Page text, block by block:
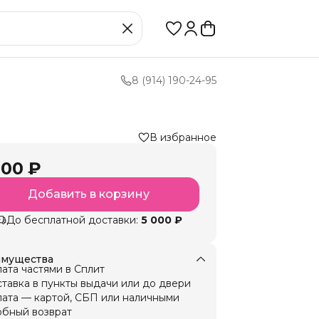
8 (914) 190-24-95
В избранное
₽
Добавить в корзину
До бесплатной доставки: 5 000 ₽
частями в Сплит
в пункты выдачи или до двери
— картой, СБП или наличными
возврат